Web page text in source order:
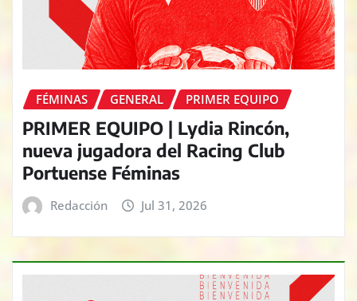
FÉMINAS GENERAL PRIMER EQUIPO
PRIMER EQUIPO | Lydia Rincón,
nueva jugadora del Racing Club
Portuense Féminas
Redacción Jul 31, 2026